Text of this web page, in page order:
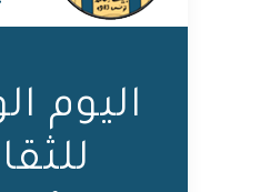
اليوم